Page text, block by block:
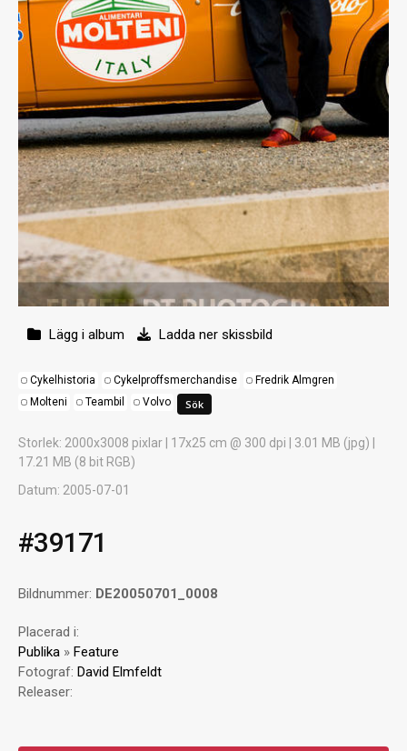
Lägg i album Ladda ner skissbild
Cykelhistoria Cykelproffsmerchandise
Fredrik Almgren
Molteni
Teambil Volvo
Storlek: 2000x3008 pixlar | 17x25 cm @ 300 dpi | 3.01 MB (jpg) |
17.21 MB (8 bit RGB)
Datum: 2005-07-01
#39171
Bildnummer: DE20050701_0008
Placerad i:
Publika » Feature
Fotograf: David Elmfeldt
Releaser: